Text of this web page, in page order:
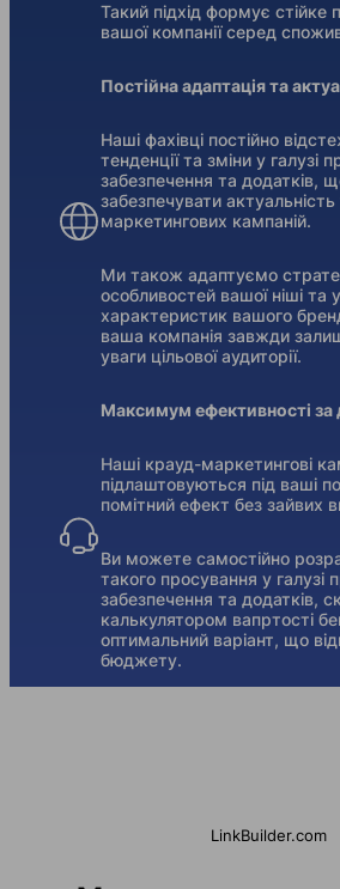
Такий підхід формує стійке
вашої компанії серед
Постійна адаптація та
Наші фахівці постійно
тенденції та зміни у галузі
забезпечення та додатків,
забезпечувати
маркетингових кампаній.
Ми також адаптуємо
особливостей вашої ніші та
характеристик вашого
ваша компанія завжди
уваги цільової аудиторії.
Максимум ефективності
Наші крауд-маркетингові
підлаштовуються під ваші
помітний ефект без зайвих
Ви можете самостійно
такого просування у галузі
забезпечення та додатків,
калькулятором вапртості
оптимальний варіант, що
бюджету.
LinkBuilder.com